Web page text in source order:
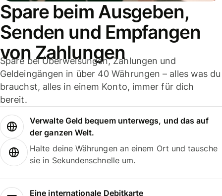
Spare beim Ausgeben,
Senden und Empfangen
von Zahlungen
Spare bei Überweisungen, Zahlungen und
Geldeingängen in über 40 Währungen – alles was du
brauchst, alles in einem Konto, immer für dich
bereit.
Verwalte Geld bequem unterwegs, und das auf
der ganzen Welt.
Halte deine Währungen an einem Ort und tausche
sie in Sekundenschnelle um.
Eine internationale Debitkarte